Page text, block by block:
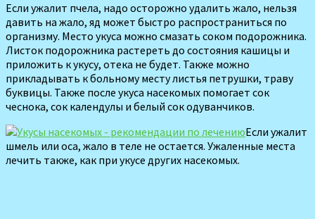
Если ужалит пчела, надо осторожно удалить жало, нельзя
давить на жало, яд может быстро распространиться по
организму. Место укуса можно смазать соком подорожника.
Листок подорожника растереть до состояния кашицы и
приложить к укусу, отека не будет. Также можно
прикладывать к больному месту листья петрушки, траву
буквицы. Также после укуса насекомых помогает сок
чеснока, сок календулы и белый сок одуванчиков.
Если ужалит
шмель или оса, жало в теле не остается. Ужаленные места
лечить также, как при укусе других насекомых.